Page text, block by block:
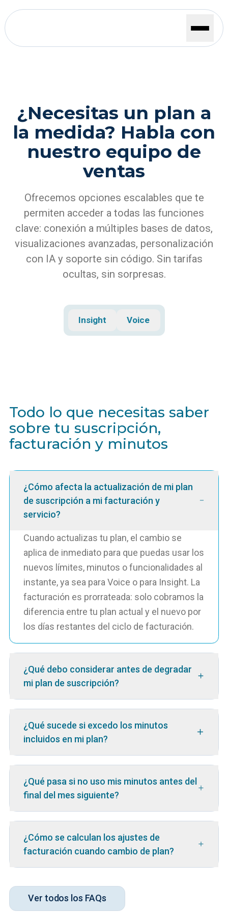
¿Necesitas un plan a
la medida? Habla con
nuestro equipo de
ventas
Ofrecemos opciones escalables que te
permiten acceder a todas las funciones
clave: conexión a múltiples bases de datos,
visualizaciones avanzadas, personalización
con IA y soporte sin código. Sin tarifas
ocultas, sin sorpresas.
Insight Voice
Todo lo que necesitas saber
sobre tu suscripción,
facturación y minutos
¿Cómo afecta la actualización de mi plan
de suscripción a mi facturación y
servicio?
Cuando actualizas tu plan, el cambio se
aplica de inmediato para que puedas usar los
nuevos límites, minutos o funcionalidades al
instante, ya sea para Voice o para Insight. La
facturación es prorrateada: solo cobramos la
diferencia entre tu plan actual y el nuevo por
los días restantes del ciclo de facturación.
¿Qué debo considerar antes de degradar
mi plan de suscripción?
¿Qué sucede si excedo los minutos
incluidos en mi plan?
¿Qué pasa si no uso mis minutos antes del
final del mes siguiente?
¿Cómo se calculan los ajustes de
facturación cuando cambio de plan?
Ver todos los FAQs